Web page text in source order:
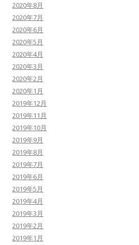
2020年8月
2020年7月
2020年6月
2020年5月
2020年4月
2020年3月
2020年2月
2020年1月
2019年12月
2019年11月
2019年10月
2019年9月
2019年8月
2019年7月
2019年6月
2019年5月
2019年4月
2019年3月
2019年2月
2019年1月